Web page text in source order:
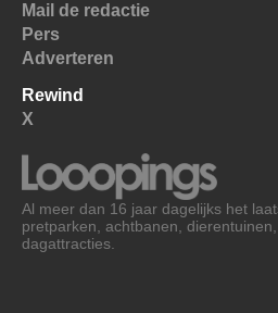
Mail de redactie
Pers
Adverteren
Rewind
X
Al meer dan 16 jaar dagelijks het
pretparken, achtbanen,
dagattracties.